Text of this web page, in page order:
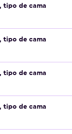
tipo de cama
tipo de cama
tipo de cama
tipo de cama